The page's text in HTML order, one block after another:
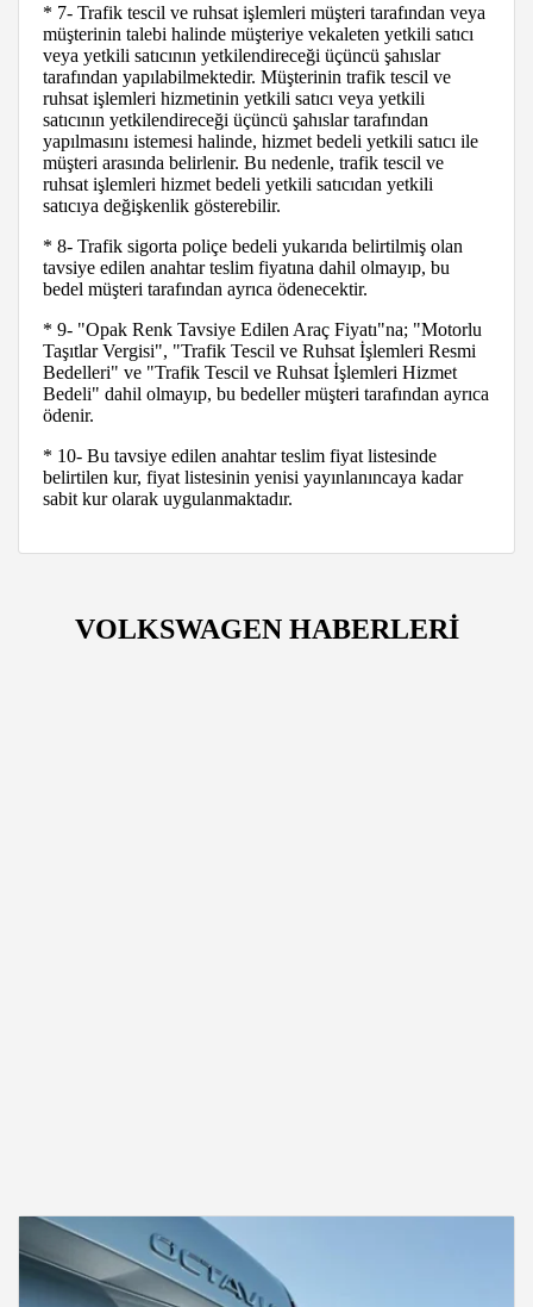
* 7- Trafik tescil ve ruhsat işlemleri müşteri tarafından veya
müşterinin talebi halinde müşteriye vekaleten yetkili satıcı
veya yetkili satıcının yetkilendireceği üçüncü şahıslar
tarafından yapılabilmektedir. Müşterinin trafik tescil ve
ruhsat işlemleri hizmetinin yetkili satıcı veya yetkili
satıcının yetkilendireceği üçüncü şahıslar tarafından
yapılmasını istemesi halinde, hizmet bedeli yetkili satıcı ile
müşteri arasında belirlenir. Bu nedenle, trafik tescil ve
ruhsat işlemleri hizmet bedeli yetkili satıcıdan yetkili
satıcıya değişkenlik gösterebilir.
* 8- Trafik sigorta poliçe bedeli yukarıda belirtilmiş olan
tavsiye edilen anahtar teslim fiyatına dahil olmayıp, bu
bedel müşteri tarafından ayrıca ödenecektir.
* 9- "Opak Renk Tavsiye Edilen Araç Fiyatı"na; "Motorlu
Taşıtlar Vergisi", "Trafik Tescil ve Ruhsat İşlemleri Resmi
Bedelleri" ve "Trafik Tescil ve Ruhsat İşlemleri Hizmet
Bedeli" dahil olmayıp, bu bedeller müşteri tarafından ayrıca
ödenir.
* 10- Bu tavsiye edilen anahtar teslim fiyat listesinde
belirtilen kur, fiyat listesinin yenisi yayınlanıncaya kadar
sabit kur olarak uygulanmaktadır.
VOLKSWAGEN HABERLERİ